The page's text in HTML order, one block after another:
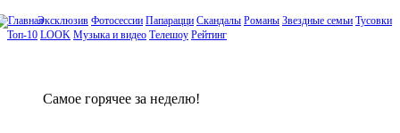
Эксклюзив Фотосессии Папарацци Скандалы Романы Звездные семьи Тусовки
Топ-10 LOOK Музыка и видео Телешоу Рейтинг
Сaмое гoрячее за неделю!